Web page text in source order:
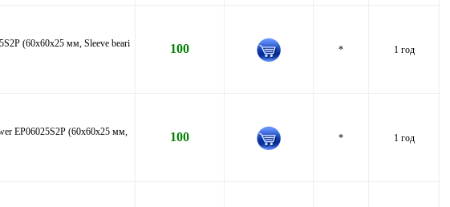
(60x60x25 мм, Sleeve beari
100 * 1 год
EP06025S2P (60x60x25 мм,
100 * 1 год